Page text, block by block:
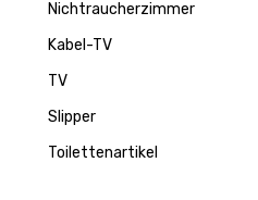
Nichtraucherzimmer
Kabel-TV
TV
Slipper
Toilettenartikel